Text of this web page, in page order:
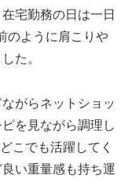
宅勤務の日は一日
のように肩こりや
た。
がらネットショッ
を見ながら調理し
こでも活躍してく
い重量感も持ち運